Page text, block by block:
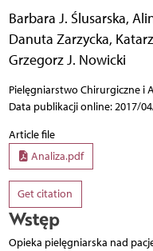
Barbara J. Ślusarska,
Danuta Zarzycka,
Grzegorz J. Nowicki
Pielęgniarstwo Chirurgiczne i
Data publikacji online: 2017/
Article file
Analiza.pdf
Get citation
Wstęp
Opieka pielęgniarska nad